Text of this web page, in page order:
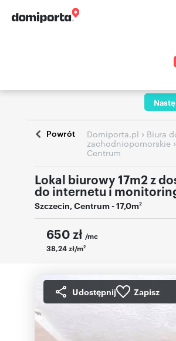
Powrót Domiporta.pl › Biura
zachodniopomorskie ›
Centrum
Lokal biurowy 17m2 z
do internetu i
Szczecin,Centrum- 17,0m2
650 zł /mc
38,24 zł/m2
Udostępnij Zapisz